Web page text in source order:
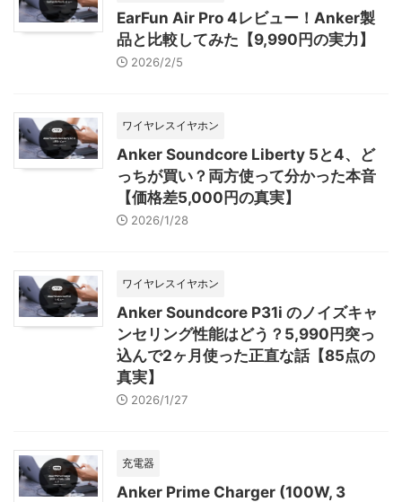
EarFun Air Pro 4レビュー！Anker製
品と比較してみた【9,990円の実力】
2026/2/5
ワイヤレスイヤホン
Anker Soundcore Liberty 5と4、ど
っちが買い？両方使って分かった本音
【価格差5,000円の真実】
2026/1/28
ワイヤレスイヤホン
Anker Soundcore P31i のノイズキャ
ンセリング性能はどう？5,990円突っ
込んで2ヶ月使った正直な話【85点の
真実】
2026/1/27
充電器
Anker Prime Charger (100W, 3